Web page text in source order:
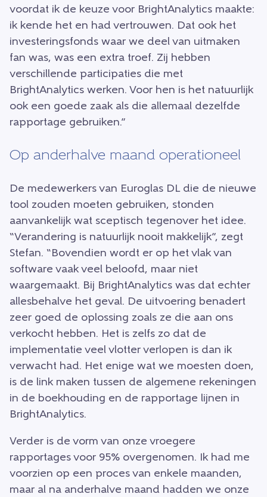
voordat ik de keuze voor BrightAnalytics maakte:
ik kende het en had vertrouwen. Dat ook het
investeringsfonds waar we deel van uitmaken
fan was, was een extra troef. Zij hebben
verschillende participaties die met
BrightAnalytics werken. Voor hen is het natuurlijk
ook een goede zaak als die allemaal dezelfde
rapportage gebruiken.”
Op anderhalve maand operationeel
De medewerkers van Euroglas DL die de nieuwe
tool zouden moeten gebruiken, stonden
aanvankelijk wat sceptisch tegenover het idee.
“Verandering is natuurlijk nooit makkelijk”, zegt
Stefan. “Bovendien wordt er op het vlak van
software vaak veel beloofd, maar niet
waargemaakt. Bij BrightAnalytics was dat echter
allesbehalve het geval. De uitvoering benadert
zeer goed de oplossing zoals ze die aan ons
verkocht hebben. Het is zelfs zo dat de
implementatie veel vlotter verlopen is dan ik
verwacht had. Het enige wat we moesten doen,
is de link maken tussen de algemene rekeningen
in de boekhouding en de rapportage lijnen in
BrightAnalytics.
Verder is de vorm van onze vroegere
rapportages voor 95% overgenomen. Ik had me
voorzien op een proces van enkele maanden,
maar al na anderhalve maand hadden we onze